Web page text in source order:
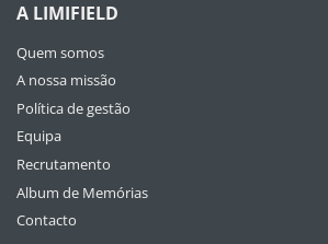
A LIMIFIELD
Quem somos
A nossa missão
Política de gestão
Equipa
Recrutamento
Album de Memórias
Contacto